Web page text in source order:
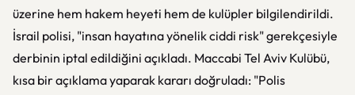
üzerine hem hakem heyeti hem de kulüpler bilgilendirildi.
İsrail polisi, "insan hayatına yönelik ciddi risk" gerekçesiyle
derbinin iptal edildiğini açıkladı. Maccabi Tel Aviv Kulübü,
kısa bir açıklama yaparak kararı doğruladı: "Polis